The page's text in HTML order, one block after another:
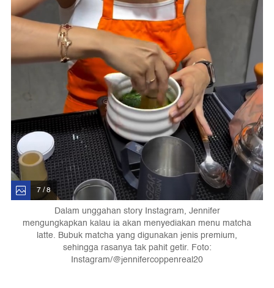
7 / 8
Dalam unggahan story Instagram, Jennifer
mengungkapkan kalau ia akan menyediakan menu matcha
latte. Bubuk matcha yang digunakan jenis premium,
sehingga rasanya tak pahit getir. Foto:
Instagram/@jennifercoppenreal20